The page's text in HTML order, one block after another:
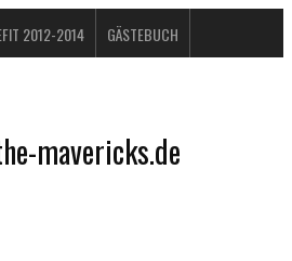
2012-2014 GÄSTEBUCH